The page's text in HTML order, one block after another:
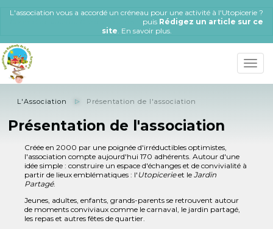
L'association vous a accordé un créneau pour une activité à l'Utopicerie ?
puis Rédigez un article sur ce
site. En savoir plus.
Toggle
L'Association Présentation de l'association
Présentation de l'association
Créée en 2000 par une poignée d'irréductibles optimistes,
l'association compte aujourd'hui 170 adhérents. Autour d'une
idée simple : construire un espace d'échanges et de convivialité à
partir de lieux emblématiques : l' Utopicerieet leJardin
Partagé.
Jeunes, adultes, enfants, grands-parents se retrouvent autour
de moments conviviaux comme le carnaval, le jardin partagé,
les repas et autres fêtes de quartier.